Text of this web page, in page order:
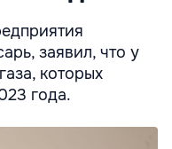
заявил, что у
которых
года.